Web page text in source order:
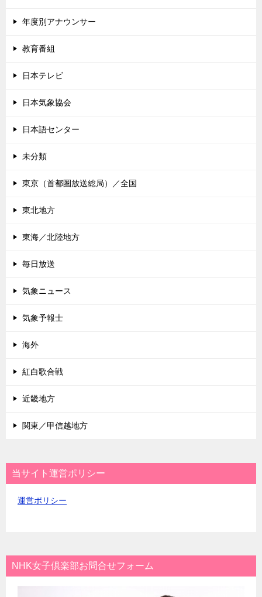
年度別アナウンサー
教育番組
日本テレビ
日本気象協会
日本語センター
未分類
東京（首都圏放送総局）／全国
東北地方
東海／北陸地方
毎日放送
気象ニュース
気象予報士
海外
紅白歌合戦
近畿地方
関東／甲信越地方
当サイト運営ポリシー
運営ポリシー
NHK女子倶楽部お問合せフォーム